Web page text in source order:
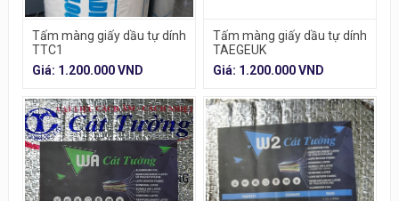
Tấm màng giấy dầu tự dính
TTC1
Giá: 1.200.000 VND
Tấm màng giấy dầu tự dính
TAEGEUK
Giá: 1.200.000 VND